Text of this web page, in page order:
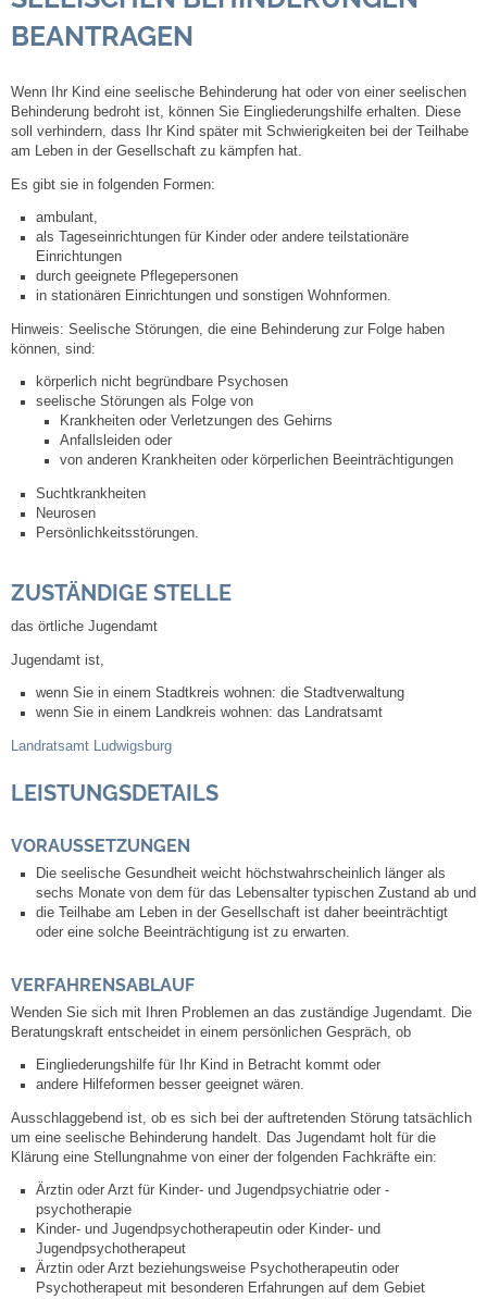
Steuern
Gebühren und Beiträge
Ortsrecht
Haushalt 2026
Trinkwasser - Härtebereich
Service
Notdienste
Abfall-Infos
Ortsplan
Rund um den Wein
Schlepper / Traktor
Aktuelles
Gemeindeverwaltung
Mitarbeiter
Stellenangebote
Ortsrecht
Schadensmeldungen
Bürgerservice
Gemeinderat
BEANTRAGEN
Wenn Ihr Kind eine seelische Behinderung hat oder von einer seelischen
Behinderung bedroht ist, können Sie Eingliederungshilfe erhalten. Diese
soll verhindern, dass Ihr Kind später mit Schwierigkeiten bei der Teilhabe
am Leben in der Gesellschaft zu kämpfen hat.
Es gibt sie in folgenden Formen:
ambulant,
als Tageseinrichtungen für Kinder oder andere teilstationäre
Einrichtungen
durch geeignete Pflegepersonen
in stationären Einrichtungen und sonstigen Wohnformen.
Hinweis: Seelische Störungen, die eine Behinderung zur Folge haben
können sind:
körperlich nicht begründbare Psychosen
seelische Störungen als Folge von
Krankheiten oder Verletzungen des Gehirns
Anfallsleiden oder
von anderen Krankheiten oder körperlichen Beeinträchtigungen
Suchtkrankheiten
Neurosen
Persönlichkeitsstörungen.
ZUSTÄNDIGE STELLE
das örtliche Jugendamt
Jugendamt ist,
wenn Sie in einem Stadtkreis wohnen: die Stadtverwaltung
wenn Sie in einem Landkreis wohnen: das Landratsamt
Landratsamt Ludwigsburg
LEISTUNGSDETAILS
VORAUSSETZUNGEN
Die seelische Gesundheit weicht höchstwahrscheinlich länger als
sechs Monate von dem für das Lebensalter typischen Zustand ab und
die Teilhabe am Leben in der Gesellschaft ist daher beeinträchtigt
oder eine solche Beeinträchtigung ist zu erwarten.
VERFAHRENSABLAUF
Wenden Sie sich mit Ihren Problemen an das zuständige Jugendamt. Die
Beratungskraft entscheidet in einem persönlichen Gespräch, ob
Eingliederungshilfe für Ihr Kind in Betracht kommt oder
andere Hilfeformen besser geeignet wären.
Ausschlaggebend ist, ob es sich bei der auftretenden Störung tatsächlich
um eine seelische Behinderung handelt. Das Jugendamt holt für die
Klärung eine Stellungnahme von einer der folgenden Fachkräfte ein:
Ärztin oder Arzt für Kinder- und Jugendpsychiatrie oder -
psychotherapie
Kinder- und Jugendpsychotherapeutin oder Kinder- und
Jugendpsychotherapeut
Ärztin oder Arzt beziehungsweise Psychotherapeutin oder
Psychotherapeut mit besonderen Erfahrungen auf dem Gebiet